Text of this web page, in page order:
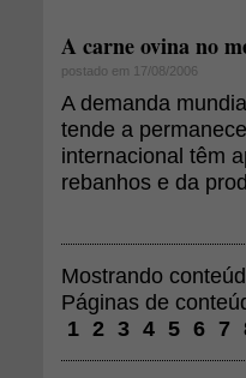
A carne ovina no
postado em 17/08/2006
A demanda
tende a
internacional têm
rebanhos e da
Mostrando
Páginas de
1 2 3 4 5 6 7